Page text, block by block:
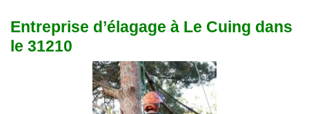
Entreprise d’élagage à Le Cuing dans
le 31210